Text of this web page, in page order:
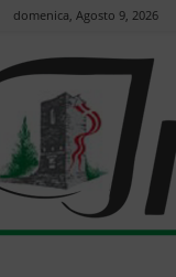
domenica, Agosto 9, 2026